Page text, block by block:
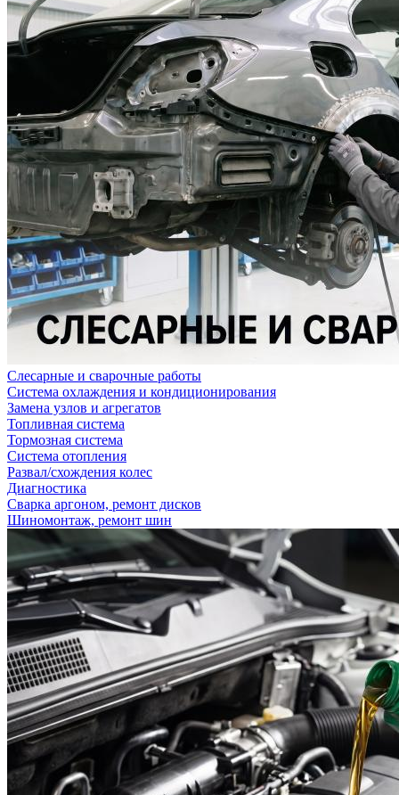
Слесарные и сварочные работы
Система охлаждения и кондиционирования
Замена узлов и агрегатов
Топливная система
Тормозная система
Система отопления
Развал/схождения колес
Диагностика
Сварка аргоном, ремонт дисков
Шиномонтаж, ремонт шин